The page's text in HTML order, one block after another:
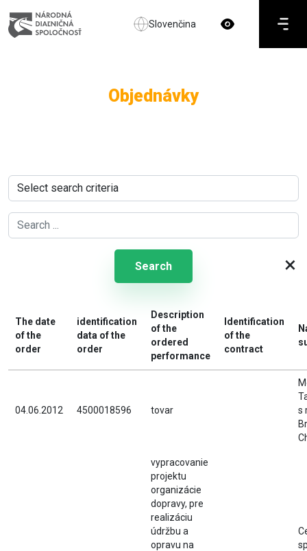
Slovenčina
Objednávky
Search ×
The date
of the
order
identification
data of the
order
Description
of the
ordered
performance
Identification
of the
contract
04.06.2012 4500018596 tovar
s
vypracovanie
projektu
organizácie
dopravy, pre
realizáciu
údržbu a
opravu na